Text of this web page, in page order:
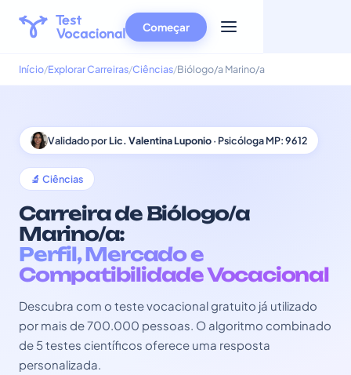
Começar
Início Explorar Carreiras Ciências Biólogo/a Marino/a
Validado porLic. Valentina Luponio· Psicóloga MP: 9612
🔬 Ciências
Carreira de Biólogo/a
Marino/a:
Perfil, Mercado e
Compatibilidade Vocacional
Descubra com o teste vocacional gratuito já utilizado
por mais de 700.000 pessoas. O algoritmo combinado
de 5 testes científicos oferece uma resposta
personalizada.